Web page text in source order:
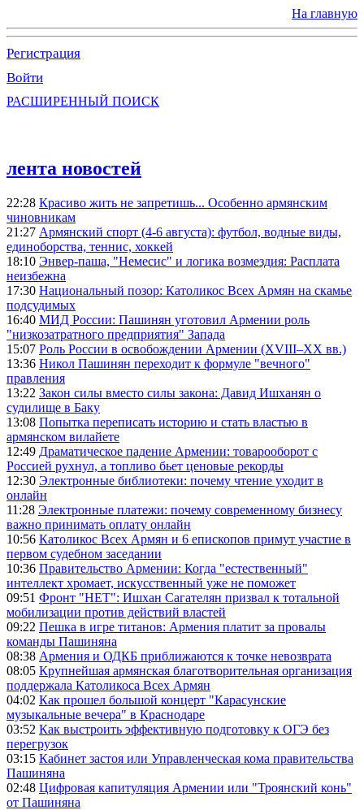
На главную
Регистрация
Войти
РАСШИРЕННЫЙ ПОИСК
лента новостей
22:28 Красиво жить не запретишь... Особенно армянским
чиновникам
21:27 Армянский спорт (4-6 августа): футбол, водные виды,
единоборства, теннис, хоккей
18:10 Энвер-паша, "Немесис" и логика возмездия: Расплата
неизбежна
17:30 Национальный позор: Католикос Всех Армян на скамье
подсудимых
16:40 МИД России: Пашинян уготовил Армении роль
"низкозатратного предприятия" Запада
15:07 Роль России в освобождении Армении (XVIII–XX вв.)
13:36 Никол Пашинян переходит к формуле "вечного"
правления
13:22 Закон силы вместо силы закона: Давид Ишханян о
судилище в Баку
13:08 Попытка переписать историю и стать властью в
армянском вилайете
12:49 Драматическое падение Армении: товарооборот с
Россией рухнул, а топливо бьет ценовые рекорды
12:30 Электронные библиотеки: почему чтение уходит в
онлайн
11:28 Электронные платежи: почему современному бизнесу
важно принимать оплату онлайн
10:56 Католикос Всех Армян и 6 епископов примут участие в
первом судебном заседании
10:36 Правительство Армении: Когда "естественный"
интеллект хромает, искусственный уже не поможет
09:51 Фронт "НЕТ": Ишхан Сагателян призвал к тотальной
мобилизации против действий властей
09:22 Пешка в игре титанов: Армения платит за провалы
команды Пашиняна
08:38 Армения и ОДКБ приближаются к точке невозврата
08:05 Крупнейшая армянская благотворительная организация
поддержала Католикоса Всех Армян
04:02 Как прошел большой концерт "Карасунские
музыкальные вечера" в Краснодаре
03:52 Как выстроить эффективную подготовку к ОГЭ без
перегрузок
03:15 Кабинет застоя или Управленческая кома правительства
Пашиняна
02:48 Цифровая капитуляция Армении или "Троянский конь"
от Пашиняна